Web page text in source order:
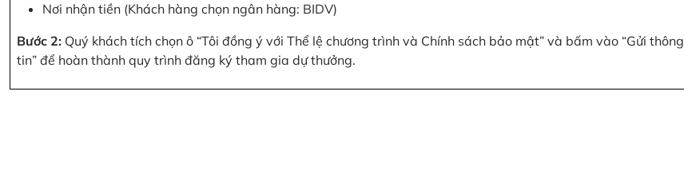
Nơi nhận tiền (Khách hàng chọn ngân hàng: BIDV)
Bước 2: Quý khách tích chọn ô “Tôi đồng ý với Thể lệ chương trình và Chính sách bảo mật” và bấm vào “Gửi thông
tin” để hoàn thành quy trình đăng ký tham gia dự thưởng.